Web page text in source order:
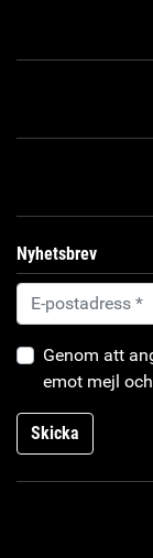
Nyhetsbrev
Genom att
emot mejl
Skicka